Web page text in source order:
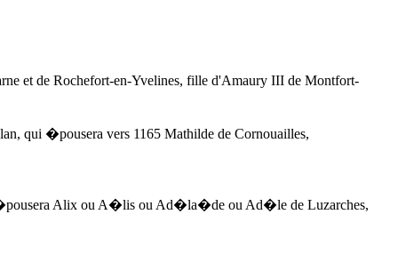
et de Rochefort-en-Yvelines, fille d'Amaury III de Montfort-
qui �pousera vers 1165 Mathilde de Cornouailles,
�pousera Alix ou A�lis ou Ad�la�de ou Ad�le de Luzarches,